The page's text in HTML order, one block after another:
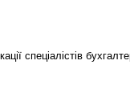
спеціалістів